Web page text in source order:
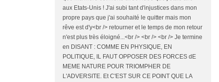
aux Etats-Unis ! J'ai subi tant d'injustices dans mon
propre pays que j'ai souhaité le quitter mais mon
rêve est d'y<br /> retourner et le temps de mon retour
n'est plus très éloigné...<br /> <br /> <br /> Je termine
en DISANT : COMME EN PHYSIQUE, EN
POLITIQUE, IL FAUT OPPOSER DES FORCES dE
MEME NATURE POUR TRIOMPHER DE
L'ADVERSITE. Et C'EST SUR CE POINT QUE LA